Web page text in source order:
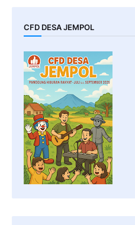
CFD DESA JEMPOL